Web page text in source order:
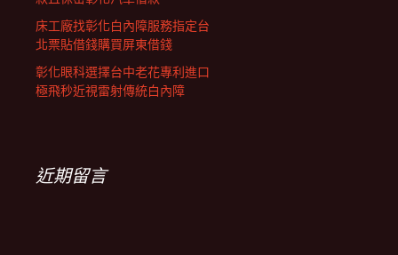
床工廠找彰化白內障服務指定台
北票貼借錢購買屏東借錢
彰化眼科選擇台中老花專利進口
極飛秒近視雷射傳統白內障
近期留言